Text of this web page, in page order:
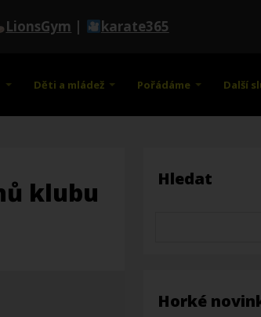
LionsGym | karate365
Děti a mládež Pořádáme Další
klubu
Hledat
Horké